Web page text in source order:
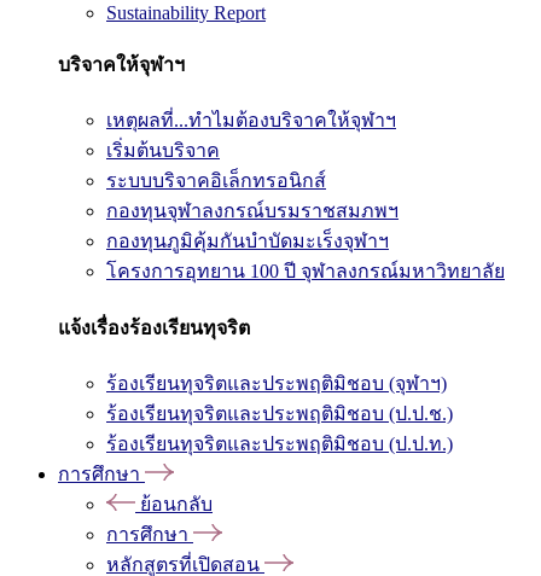
Sustainability Report
บริจาคให้จุฬาฯ
เหตุผลที่...ทำไมต้องบริจาคให้จุฬาฯ
เริ่มต้นบริจาค
ระบบบริจาคอิเล็กทรอนิกส์
กองทุนจุฬาลงกรณ์บรมราชสมภพฯ
กองทุนภูมิคุ้มกันบำบัดมะเร็งจุฬาฯ
โครงการอุทยาน 100 ปี จุฬาลงกรณ์มหาวิทยาลัย
แจ้งเรื่องร้องเรียนทุจริต
ร้องเรียนทุจริตและประพฤติมิชอบ (จุฬาฯ)
ร้องเรียนทุจริตและประพฤติมิชอบ (ป.ป.ช.)
ร้องเรียนทุจริตและประพฤติมิชอบ (ป.ป.ท.)
การศึกษา
ย้อนกลับ
การศึกษา
หลักสูตรที่เปิดสอน